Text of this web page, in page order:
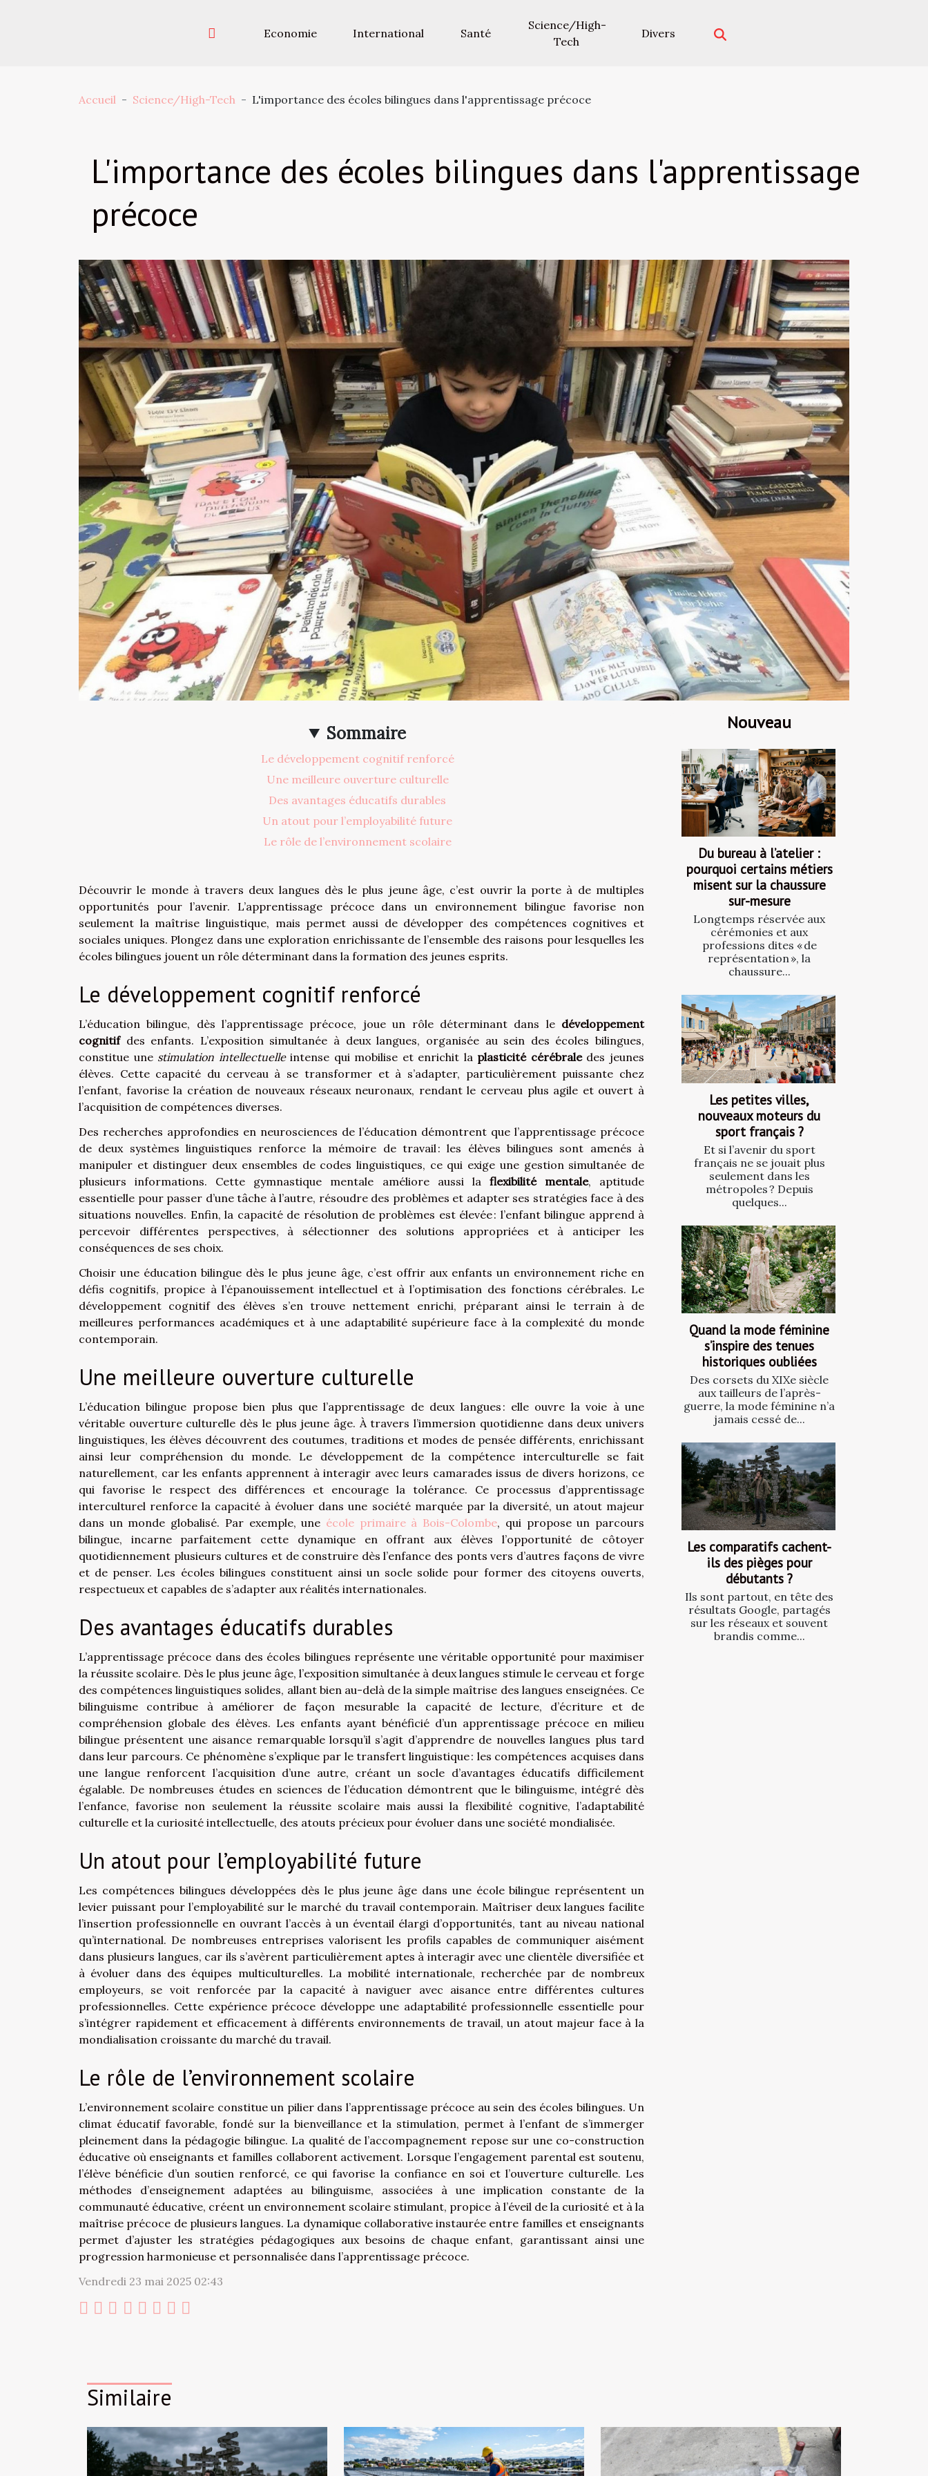
Economie International Santé
Science/High-
Tech
Divers
Accueil Science/High-Tech L'importance des écoles bilingues dans l'apprentissage précoce
L'importance des écoles bilingues dans l'apprentissage
précoce
Sommaire
Le développement cognitif renforcé
Une meilleure ouverture culturelle
Des avantages éducatifs durables
Un atout pour l’employabilité future
Le rôle de l’environnement scolaire
Découvrir le monde à travers deux langues dès le plus jeune âge, c’est ouvrir la porte à de multiples
opportunités pour l’avenir. L’apprentissage précoce dans un environnement bilingue favorise non
seulement la maîtrise linguistique, mais permet aussi de développer des compétences cognitives et
sociales uniques. Plongez dans une exploration enrichissante de l’ensemble des raisons pour lesquelles les
écoles bilingues jouent un rôle déterminant dans la formation des jeunes esprits.
Le développement cognitif renforcé
L’éducation bilingue, dès l’apprentissage précoce, joue un rôle déterminant dans ledéveloppement
cognitifdes enfants. L’exposition simultanée à deux langues, organisée au sein des écoles bilingues,
constitue une stimulation intellectuelleintense qui mobilise et enrichit la plasticité cérébraledes jeunes
élèves. Cette capacité du cerveau à se transformer et à s’adapter, particulièrement puissante chez
l’enfant, favorise la création de nouveaux réseaux neuronaux, rendant le cerveau plus agile et ouvert à
l’acquisition de compétences diverses.
Des recherches approfondies en neurosciences de l’éducation démontrent que l’apprentissage précoce
de deux systèmes linguistiques renforce la mémoire de travail : les élèves bilingues sont amenés à
manipuler et distinguer deux ensembles de codes linguistiques, ce qui exige une gestion simultanée de
plusieurs informations. Cette gymnastique mentale améliore aussi la flexibilité mentale, aptitude
essentielle pour passer d’une tâche à l’autre, résoudre des problèmes et adapter ses stratégies face à des
situations nouvelles. Enfin, la capacité de résolution de problèmes est élevée : l’enfant bilingue apprend à
percevoir différentes perspectives, à sélectionner des solutions appropriées et à anticiper les
conséquences de ses choix.
Choisir une éducation bilingue dès le plus jeune âge, c’est offrir aux enfants un environnement riche en
défis cognitifs, propice à l’épanouissement intellectuel et à l’optimisation des fonctions cérébrales. Le
développement cognitif des élèves s’en trouve nettement enrichi, préparant ainsi le terrain à de
meilleures performances académiques et à une adaptabilité supérieure face à la complexité du monde
contemporain.
Une meilleure ouverture culturelle
L’éducation bilingue propose bien plus que l’apprentissage de deux langues : elle ouvre la voie à une
véritable ouverture culturelle dès le plus jeune âge. À travers l’immersion quotidienne dans deux univers
linguistiques, les élèves découvrent des coutumes, traditions et modes de pensée différents, enrichissant
ainsi leur compréhension du monde. Le développement de la compétence interculturelle se fait
naturellement, car les enfants apprennent à interagir avec leurs camarades issus de divers horizons, ce
qui favorise le respect des différences et encourage la tolérance. Ce processus d’apprentissage
interculturel renforce la capacité à évoluer dans une société marquée par la diversité, un atout majeur
dans un monde globalisé. Par exemple, une école primaire à Bois-Colombe, qui propose un parcours
bilingue, incarne parfaitement cette dynamique en offrant aux élèves l’opportunité de côtoyer
quotidiennement plusieurs cultures et de construire dès l’enfance des ponts vers d’autres façons de vivre
et de penser. Les écoles bilingues constituent ainsi un socle solide pour former des citoyens ouverts,
respectueux et capables de s’adapter aux réalités internationales.
Des avantages éducatifs durables
L’apprentissage précoce dans des écoles bilingues représente une véritable opportunité pour maximiser
la réussite scolaire. Dès le plus jeune âge, l’exposition simultanée à deux langues stimule le cerveau et forge
des compétences linguistiques solides, allant bien au-delà de la simple maîtrise des langues enseignées. Ce
bilinguisme contribue à améliorer de façon mesurable la capacité de lecture, d’écriture et de
compréhension globale des élèves. Les enfants ayant bénéficié d’un apprentissage précoce en milieu
bilingue présentent une aisance remarquable lorsqu’il s’agit d’apprendre de nouvelles langues plus tard
dans leur parcours. Ce phénomène s’explique par le transfert linguistique : les compétences acquises dans
une langue renforcent l’acquisition d’une autre, créant un socle d’avantages éducatifs difficilement
égalable. De nombreuses études en sciences de l’éducation démontrent que le bilinguisme, intégré dès
l’enfance, favorise non seulement la réussite scolaire mais aussi la flexibilité cognitive, l’adaptabilité
culturelle et la curiosité intellectuelle, des atouts précieux pour évoluer dans une société mondialisée.
Un atout pour l’employabilité future
Les compétences bilingues développées dès le plus jeune âge dans une école bilingue représentent un
levier puissant pour l’employabilité sur le marché du travail contemporain. Maîtriser deux langues facilite
l’insertion professionnelle en ouvrant l’accès à un éventail élargi d’opportunités, tant au niveau national
qu’international. De nombreuses entreprises valorisent les profils capables de communiquer aisément
dans plusieurs langues, car ils s’avèrent particulièrement aptes à interagir avec une clientèle diversifiée et
à évoluer dans des équipes multiculturelles. La mobilité internationale, recherchée par de nombreux
employeurs, se voit renforcée par la capacité à naviguer avec aisance entre différentes cultures
professionnelles. Cette expérience précoce développe une adaptabilité professionnelle essentielle pour
s’intégrer rapidement et efficacement à différents environnements de travail, un atout majeur face à la
mondialisation croissante du marché du travail.
Le rôle de l’environnement scolaire
L’environnement scolaire constitue un pilier dans l’apprentissage précoce au sein des écoles bilingues. Un
climat éducatif favorable, fondé sur la bienveillance et la stimulation, permet à l’enfant de s’immerger
pleinement dans la pédagogie bilingue. La qualité de l’accompagnement repose sur une co-construction
éducative où enseignants et familles collaborent activement. Lorsque l’engagement parental est soutenu,
l’élève bénéficie d’un soutien renforcé, ce qui favorise la confiance en soi et l’ouverture culturelle. Les
méthodes d’enseignement adaptées au bilinguisme, associées à une implication constante de la
communauté éducative, créent un environnement scolaire stimulant, propice à l’éveil de la curiosité et à la
maîtrise précoce de plusieurs langues. La dynamique collaborative instaurée entre familles et enseignants
permet d’ajuster les stratégies pédagogiques aux besoins de chaque enfant, garantissant ainsi une
progression harmonieuse et personnalisée dans l’apprentissage précoce.
Vendredi 23 mai 2025 02:43
Nouveau
Du bureau à l’atelier :
pourquoi certains métiers
misent sur la chaussure
sur-mesure
Longtemps réservée aux
cérémonies et aux
professions dites « de
représentation », la
chaussure...
Les petites villes,
nouveaux moteurs du
sport français ?
Et si l’avenir du sport
français ne se jouait plus
seulement dans les
métropoles ? Depuis
quelques...
Quand la mode féminine
s’inspire des tenues
historiques oubliées
Des corsets du XIXe siècle
aux tailleurs de l’après-
guerre, la mode féminine n’a
jamais cessé de...
Les comparatifs cachent-
ils des pièges pour
débutants ?
Ils sont partout, en tête des
résultats Google, partagés
sur les réseaux et souvent
brandis comme...
Similaire